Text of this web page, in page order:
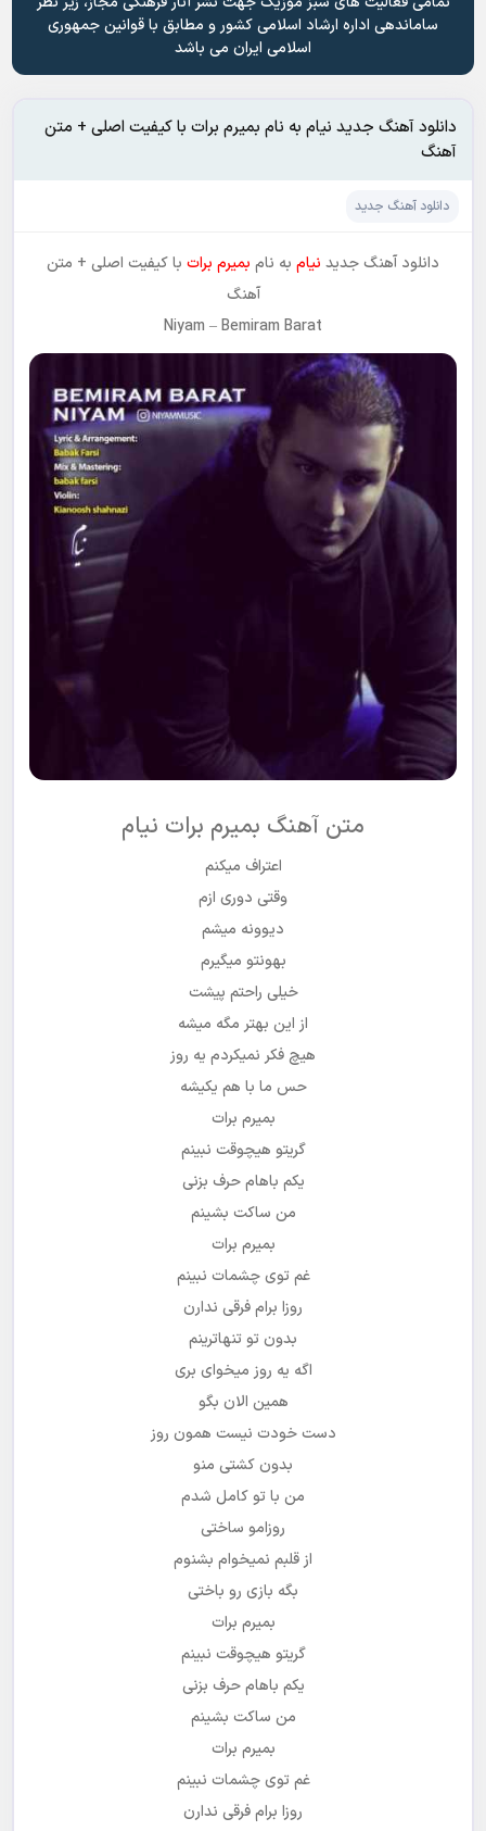
ساماندهی اداره ارشاد اسلامی کشور و مطابق با قوانین جمهوری
اسلامی ایران می باشد
دانلود آهنگ جدید نیام به نام بمیرم برات با کیفیت اصلی + متن
آهنگ
دانلود آهنگ جدید
دانلود آهنگ جدید نیام به نام بمیرم برات با کیفیت اصلی + متن
آهنگ
Niyam –Bemiram Barat
متن آهنگ بمیرم برات نیام
اعتراف میکنم
وقتی دوری ازم
دیوونه میشم
بهونتو میگیرم
خیلی راحتم پیشت
از این بهتر مگه میشه
هیچ فکر نمیکردم یه روز
حس ما با هم یکیشه
بمیرم برات
گریتو هیچوقت نبینم
یکم باهام حرف بزنی
من ساکت بشینم
بمیرم برات
غم توی چشمات نبینم
روزا برام فرقی ندارن
بدون تو تنهاترینم
اگه یه روز میخوای بری
همین الان بگو
دست خودت نیست همون روز
بدون کشتی منو
من با تو کامل شدم
روزامو ساختی
از قلبم نمیخوام بشنوم
بگه بازی رو باختی
بمیرم برات
گریتو هیچوقت نبینم
یکم باهام حرف بزنی
من ساکت بشینم
بمیرم برات
غم توی چشمات نبینم
روزا برام فرقی ندارن